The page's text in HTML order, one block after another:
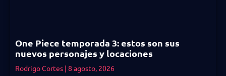
One Piece temporada 3: estos son sus
nuevos personajes y locaciones
Rodrigo Cortes 8 agosto, 2026